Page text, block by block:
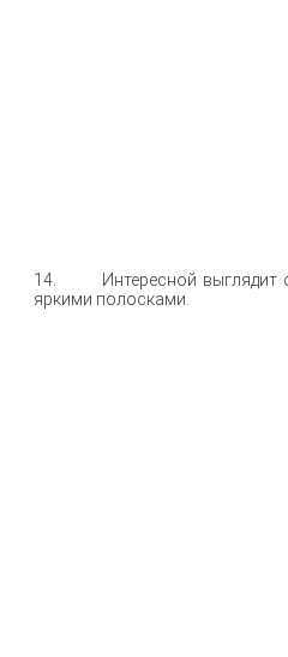
14. Интересной выглядит
яркими полосками.